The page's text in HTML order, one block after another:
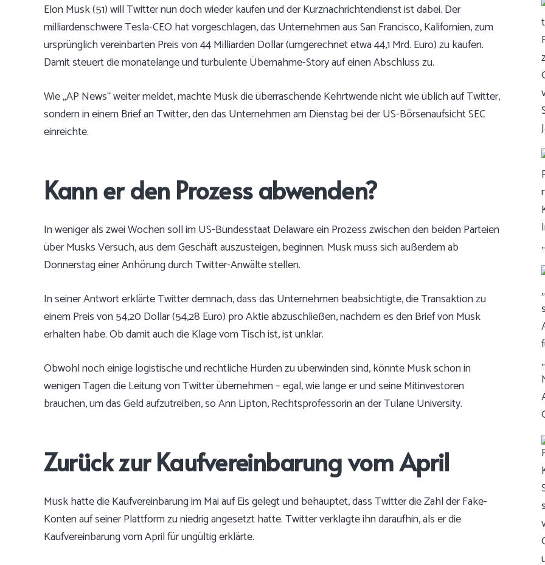
Elon Musk (51) will Twitter nun doch wieder kaufen und der Kurznachrichtendienst ist dabei. Der
milliardenschwere Tesla-CEO hat vorgeschlagen, das Unternehmen aus San Francisco, Kalifornien, zum
ursprünglich vereinbarten Preis von 44 Milliarden Dollar (umgerechnet etwa 44,1 Mrd. Euro) zu kaufen.
Damit steuert die monatelange und turbulente Übernahme-Story auf einen Abschluss zu.
Wie „AP News“ weiter meldet, machte Musk die überraschende Kehrtwende nicht wie üblich auf Twitter,
sondern in einem Brief an Twitter, den das Unternehmen am Dienstag bei der US-Börsenaufsicht SEC
einreichte.
Kann er den Prozess abwenden?
In weniger als zwei Wochen soll im US-Bundesstaat Delaware ein Prozess zwischen den beiden Parteien
über Musks Versuch, aus dem Geschäft auszusteigen, beginnen. Musk muss sich außerdem ab
Donnerstag einer Anhörung durch Twitter-Anwälte stellen.
In seiner Antwort erklärte Twitter demnach, dass das Unternehmen beabsichtigte, die Transaktion zu
einem Preis von 54,20 Dollar (54,28 Euro) pro Aktie abzuschließen, nachdem es den Brief von Musk
erhalten habe. Ob damit auch die Klage vom Tisch ist, ist unklar.
Obwohl noch einige logistische und rechtliche Hürden zu überwinden sind, könnte Musk schon in
wenigen Tagen die Leitung von Twitter übernehmen – egal, wie lange er und seine Mitinvestoren
brauchen, um das Geld aufzutreiben, so Ann Lipton, Rechtsprofessorin an der Tulane University.
Zurück zur Kaufvereinbarung vom April
Musk hatte die Kaufvereinbarung im Mai auf Eis gelegt und behauptet, dass Twitter die Zahl der Fake-
Konten auf seiner Plattform zu niedrig angesetzt hatte. Twitter verklagte ihn daraufhin, als er die
Kaufvereinbarung vom April für ungültig erklärte.